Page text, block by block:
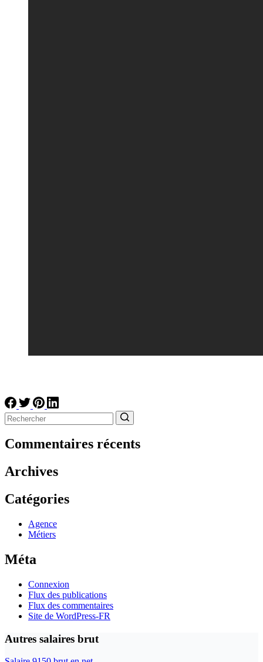
résultat
Commentaires récents
Archives
Catégories
Agence
Métiers
Méta
Connexion
Flux des publications
Flux des commentaires
Site de WordPress-FR
Autres salaires brut